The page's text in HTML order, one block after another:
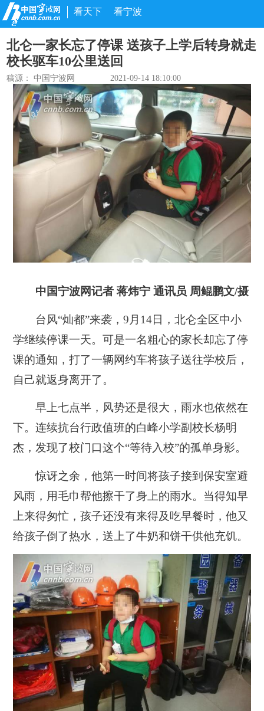
看天下 看宁波
北仑一家长忘了停课 送孩子上学后转身就走
校长驱车10公里送回
稿源： 中国宁波网 2021-09-14 18:10:00
中国宁波网记者 蒋炜宁 通讯员 周鲲鹏文/摄
台风“灿都”来袭，9月14日，北仑全区中小
学继续停课一天。可是一名粗心的家长却忘了停
课的通知，打了一辆网约车将孩子送往学校后，
自己就返身离开了。
早上七点半，风势还是很大，雨水也依然在
下。连续抗台行政值班的白峰小学副校长杨明
杰，发现了校门口这个“等待入校”的孤单身影。
惊讶之余，他第一时间将孩子接到保安室避
风雨，用毛巾帮他擦干了身上的雨水。当得知早
上来得匆忙，孩子还没有来得及吃早餐时，他又
给孩子倒了热水，送上了牛奶和饼干供他充饥。